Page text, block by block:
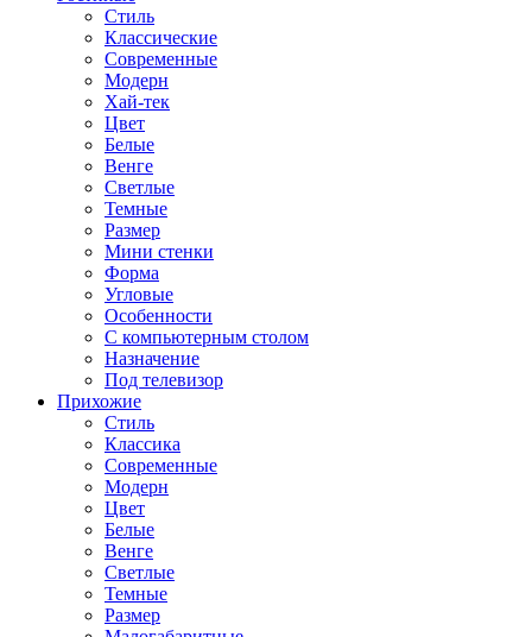
Стиль
Классические
Современные
Модерн
Хай-тек
Цвет
Белые
Венге
Светлые
Темные
Размер
Мини стенки
Форма
Угловые
Особенности
С компьютерным столом
Назначение
Под телевизор
Прихожие
Стиль
Классика
Современные
Модерн
Цвет
Белые
Венге
Светлые
Темные
Размер